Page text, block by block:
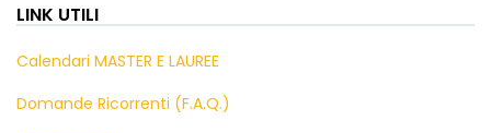
LINK UTILI
Calendari MASTER E LAUREE
Domande Ricorrenti (F.A.Q.)